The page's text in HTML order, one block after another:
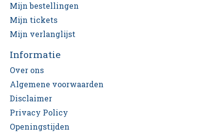
Mijn bestellingen
Mijn tickets
Mijn verlanglijst
Informatie
Over ons
Algemene voorwaarden
Disclaimer
Privacy Policy
Openingstijden